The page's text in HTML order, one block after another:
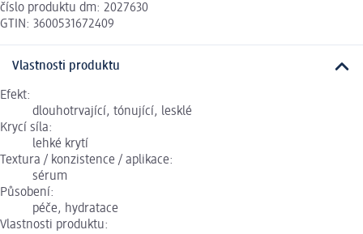
číslo produktu dm: 2027630
GTIN: 3600531672409
Vlastnosti produktu
Efekt:
dlouhotrvající, tónující, lesklé
Krycí síla:
lehké krytí
Textura / konzistence / aplikace:
sérum
Působení:
péče, hydratace
Vlastnosti produktu: